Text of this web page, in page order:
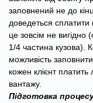
заповнений не до
доведеться
це зовсім не
1/4 частина кузова).
можливість
кожен клієнт
вантажу.
Підготовка